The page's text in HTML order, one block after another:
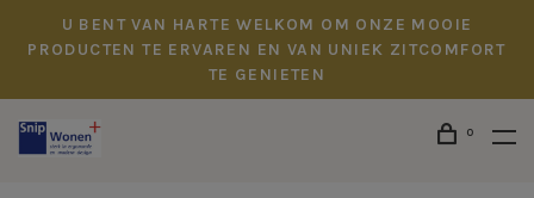
U BENT VAN HARTE WELKOM OM ONZE MOOIE
PRODUCTEN TE ERVAREN EN VAN UNIEK ZITCOMFORT
TE GENIETEN
0